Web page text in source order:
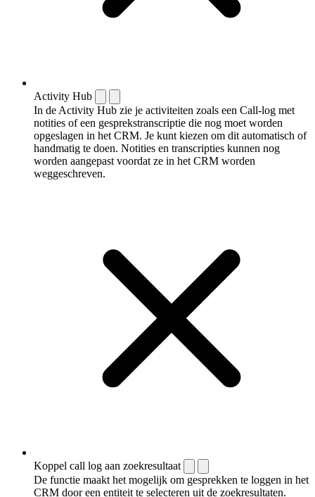
Activity Hub
In de Activity Hub zie je activiteiten zoals een Call-log met
notities of een gespreks­transcriptie die nog moet worden
opgeslagen in het CRM. Je kunt kiezen om dit automatisch of
handmatig te doen. Notities en transcripties kunnen nog
worden aangepast voordat ze in het CRM worden
weggeschreven.
Koppel call log aan zoekresultaat
De functie maakt het mogelijk om gesprekken te loggen in het
CRM door een entiteit te selecteren uit de zoekresultaten.